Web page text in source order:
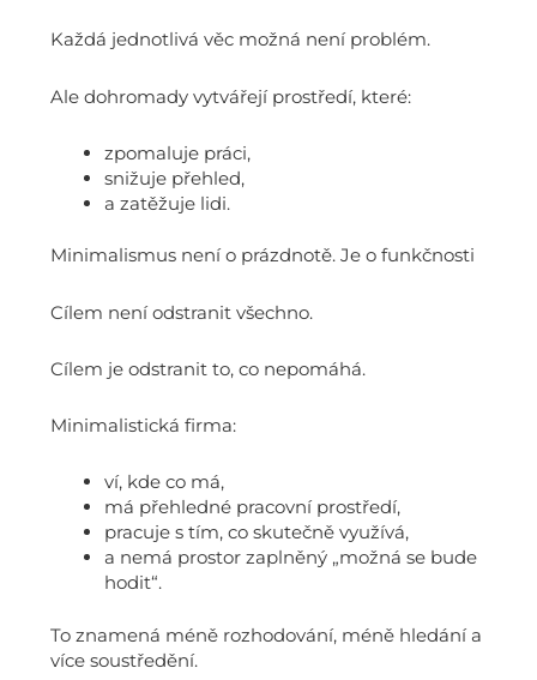
Každá jednotlivá věc možná není problém.
Ale dohromady vytvářejí prostředí, které:
zpomaluje práci,
snižuje přehled,
a zatěžuje lidi.
Minimalismus není o prázdnotě. Je o funkčnosti
Cílem není odstranit všechno.
Cílem je odstranit to, co nepomáhá.
Minimalistická firma:
ví, kde co má,
má přehledné pracovní prostředí,
pracuje s tím, co skutečně využívá,
a nemá prostor zaplněný „možná se bude
hodit“.
To znamená méně rozhodování, méně hledání a
více soustředění.